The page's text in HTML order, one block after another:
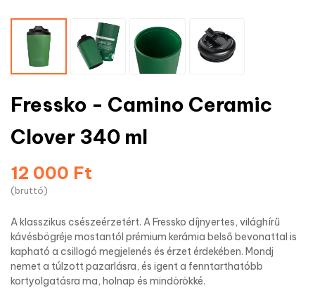
Fressko - Camino Ceramic
Clover 340 ml
12 000 Ft
(bruttó)
A klasszikus csészeérzetért. A Fressko díjnyertes, világhírű
kávésbögréje mostantól prémium kerámia belső bevonattal is
kapható a csillogó megjelenés és érzet érdekében. Mondj
nemet a túlzott pazarlásra, és igent a fenntarthatóbb
kortyolgatásra ma, holnap és mindörökké.